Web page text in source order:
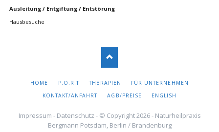
Ausleitung / Entgiftung / Entstörung
Hausbesuche
NAVIGATION
HOME P.O.R.T THERAPIEN
FÜR UNTERNEHMEN
KONTAKT/ANFAHRT
AGB/PREISE ENGLISH
Impressum - Datenschutz - © Copyright 2026 - Naturheilpraxis
Bergmann Potsdam, Berlin / Brandenburg